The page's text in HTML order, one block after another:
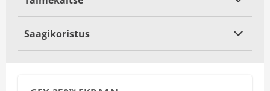
Saagikoristus